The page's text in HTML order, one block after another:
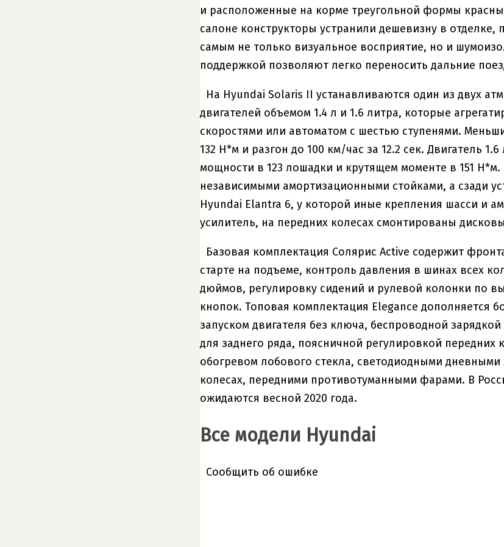
и расположенные на корме треугольной формы
салоне конструкторы устранили дешевизну в
самым не только визуальное восприятие, но и
поддержкой позволяют легко переносить дальние
На Hyundai Solaris II устанавливаются один из двух
двигателей объемом 1.4 л и 1.6 литра, которые
скоростями или автоматом с шестью ступенями.
132 Н*м и разгон до 100 км/час за 12.2 сек. Двигатель
мощности в 123 лошадки и крутящем моменте в 151
независимыми амортизационными стойками, а сзади
Hyundai Elantra 6, у которой иные крепления шасси и
усилитель, на передних колесах смонтированы
Базовая комплектация Солярис Active содержит
старте на подъеме, контроль давления в шинах всех
дюймов, регулировку сидений и рулевой колонки по
кнопок. Топовая комплектация Elegance дополняется
запуском двигателя без ключа, беспроводной
для заднего ряда, поясничной регулировкой
обогревом лобового стекла, светодиодными
колесах, передними противотуманными фарами. В
ожидаются весной 2020 года.
Все модели Hyundai
Сообщить об ошибке